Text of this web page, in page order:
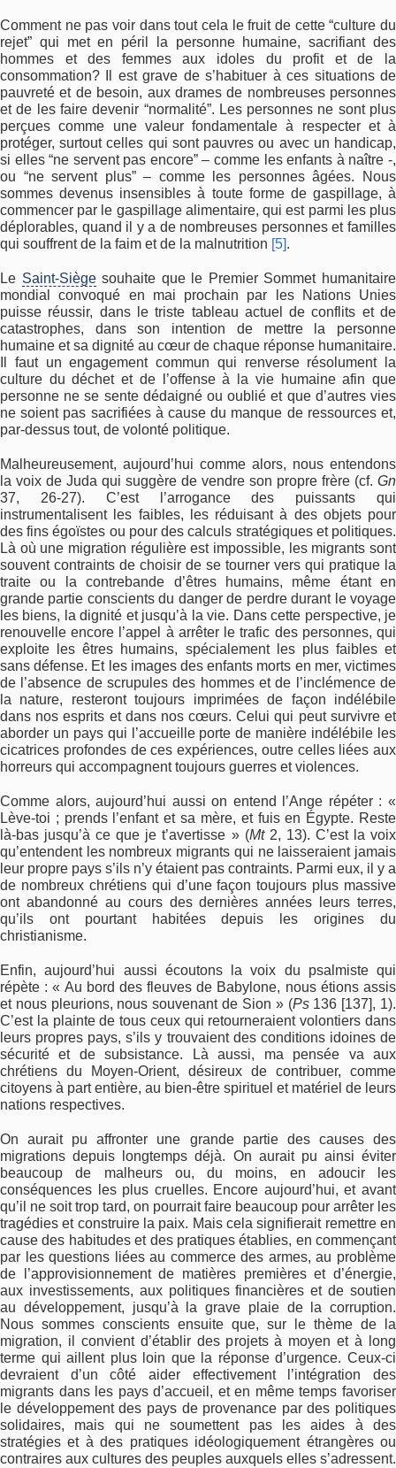
Comment ne pas voir dans tout cela le fruit de cette “culture du
rejet” qui met en péril la personne humaine, sacrifiant des
hommes et des femmes aux idoles du profit et de la
consommation? Il est grave de s’habituer à ces situations de
pauvreté et de besoin, aux drames de nombreuses personnes
et de les faire devenir “normalité”. Les personnes ne sont plus
perçues comme une valeur fondamentale à respecter et à
protéger, surtout celles qui sont pauvres ou avec un handicap,
si elles “ne servent pas encore” – comme les enfants à naître -,
ou “ne servent plus” – comme les personnes âgées. Nous
sommes devenus insensibles à toute forme de gaspillage, à
commencer par le gaspillage alimentaire, qui est parmi les plus
déplorables, quand il y a de nombreuses personnes et familles
qui souffrent de la faim et de la malnutrition [5] .
Le Saint-Siègesouhaite que le Premier Sommet humanitaire
mondial convoqué en mai prochain par les Nations Unies
puisse réussir, dans le triste tableau actuel de conflits et de
catastrophes, dans son intention de mettre la personne
humaine et sa dignité au cœur de chaque réponse humanitaire.
Il faut un engagement commun qui renverse résolument la
culture du déchet et de l’offense à la vie humaine afin que
personne ne se sente dédaigné ou oublié et que d’autres vies
ne soient pas sacrifiées à cause du manque de ressources et,
par-dessus tout, de volonté politique.
Malheureusement, aujourd’hui comme alors, nous entendons
la voix de Juda qui suggère de vendre son propre frère (cf. Gn
37, 26-27). C’est l’arrogance des puissants qui
instrumentalisent les faibles, les réduisant à des objets pour
des fins égoïstes ou pour des calculs stratégiques et politiques.
Là où une migration régulière est impossible, les migrants sont
souvent contraints de choisir de se tourner vers qui pratique la
traite ou la contrebande d’êtres humains, même étant en
grande partie conscients du danger de perdre durant le voyage
les biens, la dignité et jusqu’à la vie. Dans cette perspective, je
renouvelle encore l’appel à arrêter le trafic des personnes, qui
exploite les êtres humains, spécialement les plus faibles et
sans défense. Et les images des enfants morts en mer, victimes
de l’absence de scrupules des hommes et de l’inclémence de
la nature, resteront toujours imprimées de façon indélébile
dans nos esprits et dans nos cœurs. Celui qui peut survivre et
aborder un pays qui l’accueille porte de manière indélébile les
cicatrices profondes de ces expériences, outre celles liées aux
horreurs qui accompagnent toujours guerres et violences.
Comme alors, aujourd’hui aussi on entend l’Ange répéter : «
Lève-toi ; prends l’enfant et sa mère, et fuis en Égypte. Reste
là-bas jusqu’à ce que je t’avertisse » (Mt 2, 13). C’est la voix
qu’entendent les nombreux migrants qui ne laisseraient jamais
leur propre pays s’ils n’y étaient pas contraints. Parmi eux, il y a
de nombreux chrétiens qui d’une façon toujours plus massive
ont abandonné au cours des dernières années leurs terres,
qu’ils ont pourtant habitées depuis les origines du
christianisme.
Enfin, aujourd’hui aussi écoutons la voix du psalmiste qui
répète : « Au bord des fleuves de Babylone, nous étions assis
et nous pleurions, nous souvenant de Sion » (Ps 136 [137], 1).
C’est la plainte de tous ceux qui retourneraient volontiers dans
leurs propres pays, s’ils y trouvaient des conditions idoines de
sécurité et de subsistance. Là aussi, ma pensée va aux
chrétiens du Moyen-Orient, désireux de contribuer, comme
citoyens à part entière, au bien-être spirituel et matériel de leurs
nations respectives.
On aurait pu affronter une grande partie des causes des
migrations depuis longtemps déjà. On aurait pu ainsi éviter
beaucoup de malheurs ou, du moins, en adoucir les
conséquences les plus cruelles. Encore aujourd’hui, et avant
qu’il ne soit trop tard, on pourrait faire beaucoup pour arrêter les
tragédies et construire la paix. Mais cela signifierait remettre en
cause des habitudes et des pratiques établies, en commençant
par les questions liées au commerce des armes, au problème
de l’approvisionnement de matières premières et d’énergie,
aux investissements, aux politiques financières et de soutien
au développement, jusqu’à la grave plaie de la corruption.
Nous sommes conscients ensuite que, sur le thème de la
migration, il convient d’établir des projets à moyen et à long
terme qui aillent plus loin que la réponse d’urgence. Ceux-ci
devraient d’un côté aider effectivement l’intégration des
migrants dans les pays d’accueil, et en même temps favoriser
le développement des pays de provenance par des politiques
solidaires, mais qui ne soumettent pas les aides à des
stratégies et à des pratiques idéologiquement étrangères ou
contraires aux cultures des peuples auxquels elles s’adressent.